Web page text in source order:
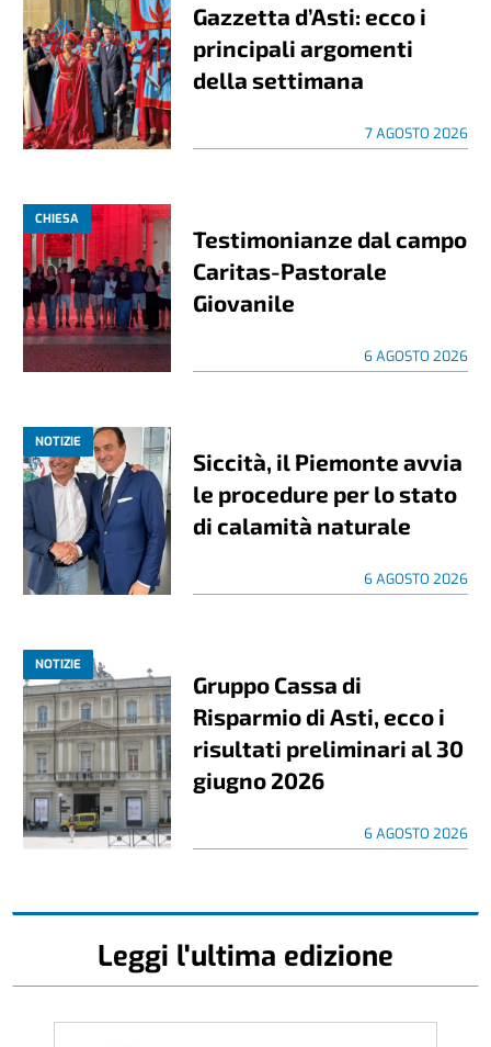
Gazzetta d’Asti: ecco i
principali argomenti
della settimana
7 AGOSTO 2026
CHIESA
Testimonianze dal campo
Caritas-Pastorale
Giovanile
6 AGOSTO 2026
NOTIZIE
Siccità, il Piemonte avvia
le procedure per lo stato
di calamità naturale
6 AGOSTO 2026
NOTIZIE
Gruppo Cassa di
Risparmio di Asti, ecco i
risultati preliminari al 30
giugno 2026
6 AGOSTO 2026
Leggi l'ultima edizione